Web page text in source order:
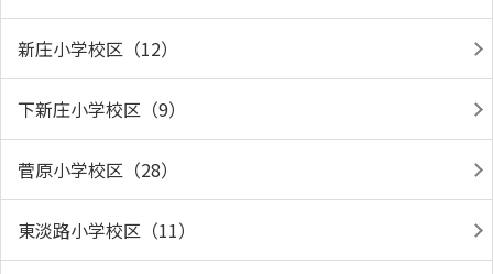
新庄小学校区（12）
下新庄小学校区（9）
菅原小学校区（28）
東淡路小学校区（11）